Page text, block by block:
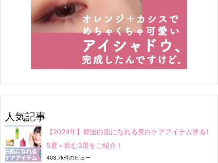
人気記事
【2024年】韓国白肌になれる美白ケアアイテム塗る1
5選＋飲む3選をご紹介！
408.7k件のビュー